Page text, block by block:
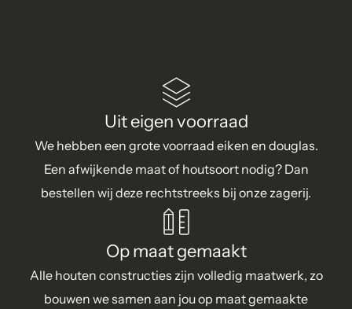
Uit eigen voorraad
We hebben een grote voorraad eiken en douglas.
Een afwijkende maat of houtsoort nodig? Dan
bestellen wij deze rechtstreeks bij onze zagerij.
Op maat gemaakt
Alle houten constructies zijn volledig maatwerk, zo
bouwen we samen aan jou op maat gemaakte